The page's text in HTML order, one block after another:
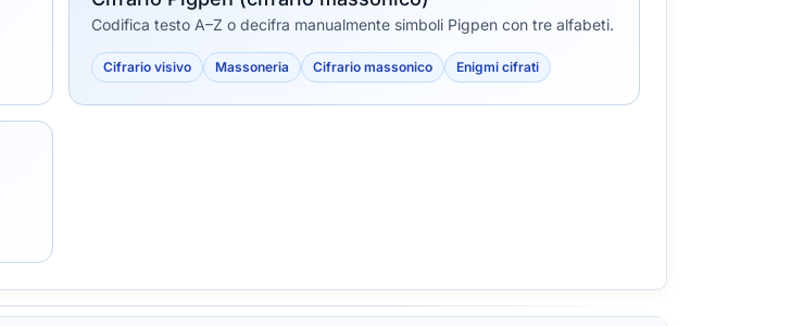
Codifica testo A–Z o decifra manualmente simboli Pigpen con tre alfabeti.
Cifrario visivo Massoneria Cifrario massonico Enigmi cifrati